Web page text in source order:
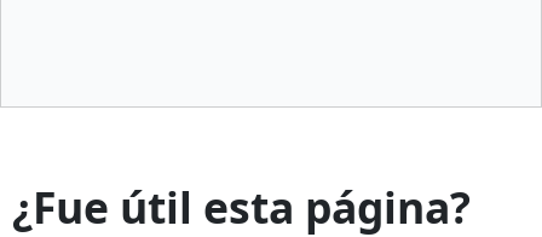
¿Fue útil esta página?